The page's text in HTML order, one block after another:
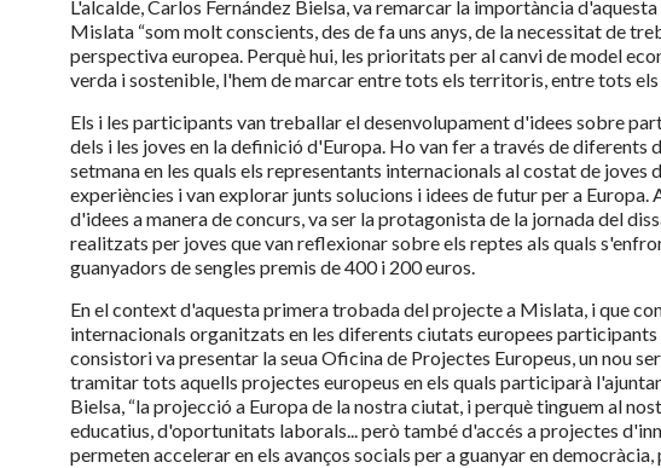
L'alcalde, Carlos Fernández Bielsa, va remarcar la importància
Mislata “som molt conscients, des de fa uns anys, de la necessitat de
perspectiva europea. Perquè hui, les prioritats per al canvi de model
verda i sostenible, l'hem de marcar entre tots els territoris, entre tots els
Els i les participants van treballar el desenvolupament d'idees sobre
dels i les joves en la definició d'Europa. Ho van fer a través de diferents
setmana en les quals els representants internacionals al costat de
experiències i van explorar junts solucions i idees de futur per a Europa.
d'idees a manera de concurs, va ser la protagonista de la jornada del
realitzats per joves que van reflexionar sobre els reptes als quals
guanyadors de sengles premis de 400 i 200 euros.
En el context d'aquesta primera trobada del projecte a Mislata, i que
internacionals organitzats en les diferents ciutats europees
consistori va presentar la seua Oficina de Projectes Europeus, un nou
tramitar tots aquells projectes europeus en els quals participarà
Bielsa, “la projecció a Europa de la nostra ciutat, i perquè tinguem al
educatius, d'oportunitats laborals... però també d'accés a projectes
permeten accelerar en els avanços socials per a guanyar en democràcia,